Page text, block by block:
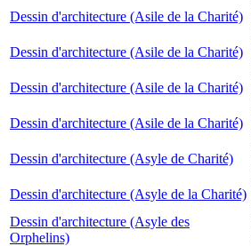
Dessin d'architecture (Asile de la Charité)
Dessin d'architecture (Asile de la Charité)
Dessin d'architecture (Asile de la Charité)
Dessin d'architecture (Asile de la Charité)
Dessin d'architecture (Asyle de Charité)
Dessin d'architecture (Asyle de la Charité)
Dessin d'architecture (Asyle des
Orphelins)